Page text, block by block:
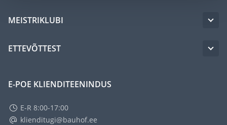
MEISTRIKLUBI
ETTEVÕTTEST
E-POE KLIENDITEENINDUS
E-R 8:00-17:00
klienditugi@bauhof.ee